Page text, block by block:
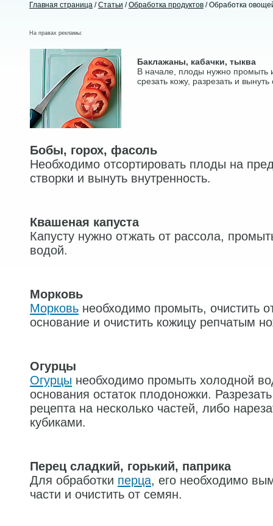
Главная страница /Статьи /Обработка продуктов / Обработка
На правах рекламы:
Баклажаны, кабачки, тыква
В начале, плоды нужно промыть
срезать кожу, разрезать и
Бобы, горох, фасоль
Необходимо отсортировать плоды на
створки и вынуть внутренность.
Квашеная капуста
Капусту нужно отжать от рассола,
водой.
Морковь
Морковь необходимо промыть, очистить
основание и очистить кожицу репчатым
Огурцы
Огурцы необходимо промыть холодной
основания остаток плодоножки.
рецепта на несколько частей, либо
кубиками.
Перец сладкий, горький, паприка
Для обработки перца, его необходимо
части и очистить от семян.